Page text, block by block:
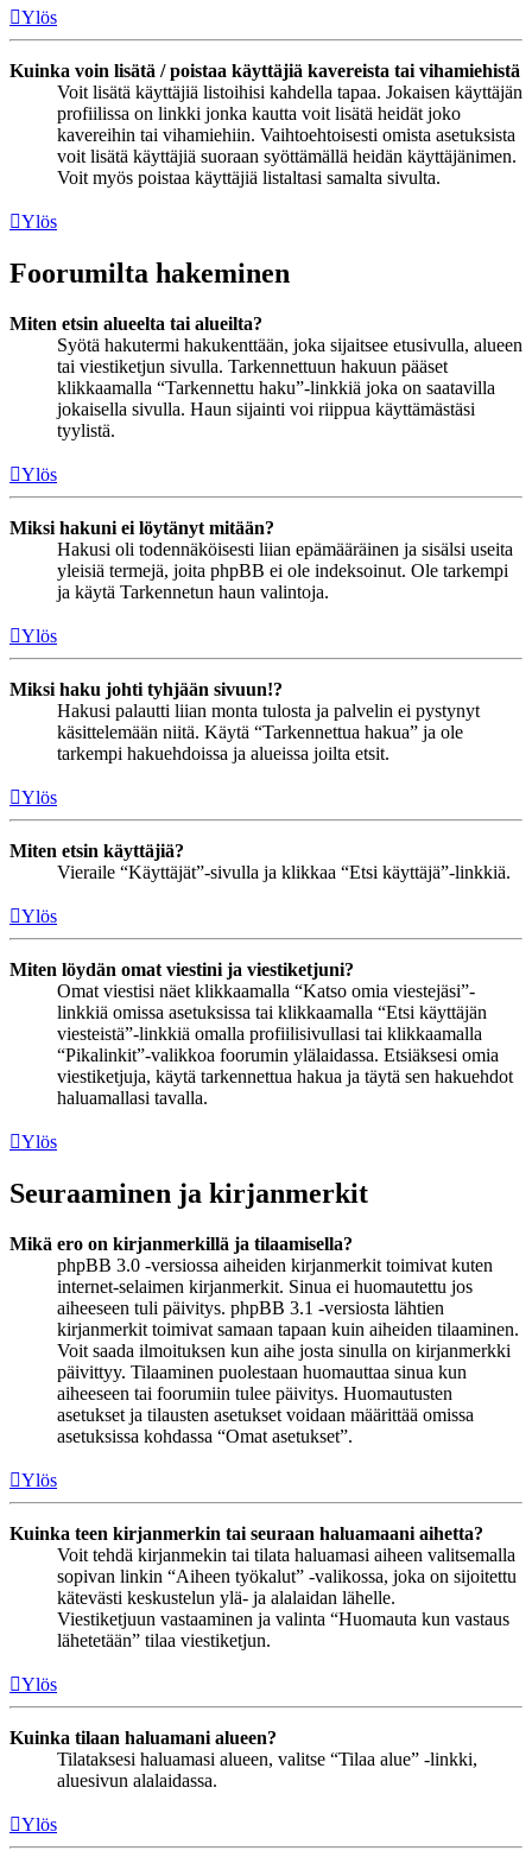
Ylös
Kuinka voin lisätä / poistaa käyttäjiä kavereista tai vihamiehistä
Voit lisätä käyttäjiä listoihisi kahdella tapaa. Jokaisen käyttäjän
profiilissa on linkki jonka kautta voit lisätä heidät joko
kavereihin tai vihamiehiin. Vaihtoehtoisesti omista asetuksista
voit lisätä käyttäjiä suoraan syöttämällä heidän käyttäjänimen.
Voit myös poistaa käyttäjiä listaltasi samalta sivulta.
Ylös
Foorumilta hakeminen
Miten etsin alueelta tai alueilta?
Syötä hakutermi hakukenttään, joka sijaitsee etusivulla, alueen
tai viestiketjun sivulla. Tarkennettuun hakuun pääset
klikkaamalla “Tarkennettu haku”-linkkiä joka on saatavilla
jokaisella sivulla. Haun sijainti voi riippua käyttämästäsi
tyylistä.
Ylös
Miksi hakuni ei löytänyt mitään?
Hakusi oli todennäköisesti liian epämääräinen ja sisälsi useita
yleisiä termejä, joita phpBB ei ole indeksoinut. Ole tarkempi
ja käytä Tarkennetun haun valintoja.
Ylös
Miksi haku johti tyhjään sivuun!?
Hakusi palautti liian monta tulosta ja palvelin ei pystynyt
käsittelemään niitä. Käytä “Tarkennettua hakua” ja ole
tarkempi hakuehdoissa ja alueissa joilta etsit.
Ylös
Miten etsin käyttäjiä?
Vieraile “Käyttäjät”-sivulla ja klikkaa “Etsi käyttäjä”-linkkiä.
Ylös
Miten löydän omat viestini ja viestiketjuni?
Omat viestisi näet klikkaamalla “Katso omia viestejäsi”-
linkkiä omissa asetuksissa tai klikkaamalla “Etsi käyttäjän
viesteistä”-linkkiä omalla profiilisivullasi tai klikkaamalla
“Pikalinkit”-valikkoa foorumin ylälaidassa. Etsiäksesi omia
viestiketjuja, käytä tarkennettua hakua ja täytä sen hakuehdot
haluamallasi tavalla.
Ylös
Seuraaminen ja kirjanmerkit
Mikä ero on kirjanmerkillä ja tilaamisella?
phpBB 3.0 -versiossa aiheiden kirjanmerkit toimivat kuten
internet-selaimen kirjanmerkit. Sinua ei huomautettu jos
aiheeseen tuli päivitys. phpBB 3.1 -versiosta lähtien
kirjanmerkit toimivat samaan tapaan kuin aiheiden tilaaminen.
Voit saada ilmoituksen kun aihe josta sinulla on kirjanmerkki
päivittyy. Tilaaminen puolestaan huomauttaa sinua kun
aiheeseen tai foorumiin tulee päivitys. Huomautusten
asetukset ja tilausten asetukset voidaan määrittää omissa
asetuksissa kohdassa “Omat asetukset”.
Ylös
Kuinka teen kirjanmerkin tai seuraan haluamaani aihetta?
Voit tehdä kirjanmekin tai tilata haluamasi aiheen valitsemalla
sopivan linkin “Aiheen työkalut” -valikossa, joka on sijoitettu
kätevästi keskustelun ylä- ja alalaidan lähelle.
Viestiketjuun vastaaminen ja valinta “Huomauta kun vastaus
lähetetään” tilaa viestiketjun.
Ylös
Kuinka tilaan haluamani alueen?
Tilataksesi haluamasi alueen, valitse “Tilaa alue” -linkki,
aluesivun alalaidassa.
Ylös